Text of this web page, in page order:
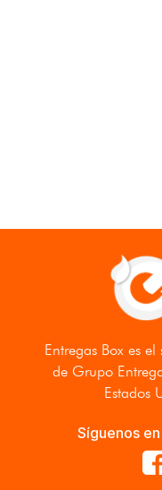
Entregas Box es el
de Grupo
Estados
Síguenos